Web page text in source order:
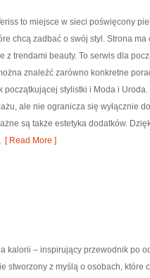
to miejsce w sieci poświęcony
chcą zadbać o swój styl. Strona
z trendami beauty. To serwis dla
znaleźć zarówno konkretne
początkującej stylistki i Moda i
ale nie ogranicza się wyłącznie
są także estetyka dodatków.
[ Read More ]
kalorii – inspirujący przewodnik po
stworzony z myślą o osobach, które